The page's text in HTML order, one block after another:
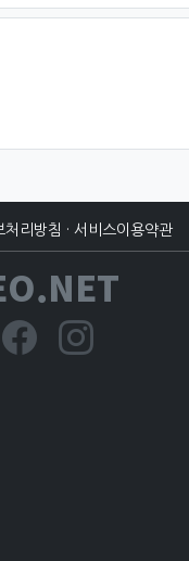
처리방침 · 서비스이용약관